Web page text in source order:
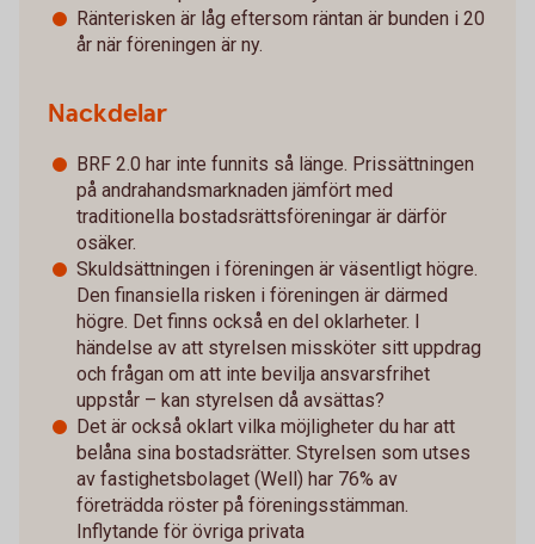
Ränterisken är låg eftersom räntan är bunden i 20
år när föreningen är ny.
Nackdelar
BRF 2.0 har inte funnits så länge. Prissättningen
på andrahandsmarknaden jämfört med
traditionella bostadsrättsföreningar är därför
osäker.
Skuldsättningen i föreningen är väsentligt högre.
Den finansiella risken i föreningen är därmed
högre. Det finns också en del oklarheter. I
händelse av att styrelsen missköter sitt uppdrag
och frågan om att inte bevilja ansvarsfrihet
uppstår – kan styrelsen då avsättas?
Det är också oklart vilka möjligheter du har att
belåna sina bostadsrätter. Styrelsen som utses
av fastighetsbolaget (Well) har 76% av
företrädda röster på föreningsstämman.
Inflytande för övriga privata